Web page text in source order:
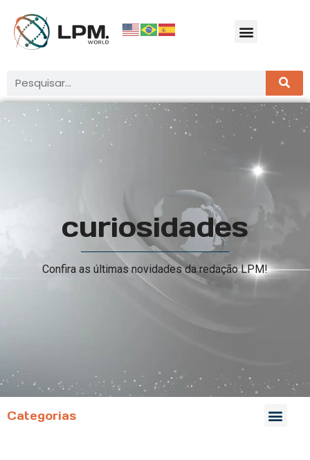
curiosidades
Confira as últimas novidades da redação LPM!
Categorias